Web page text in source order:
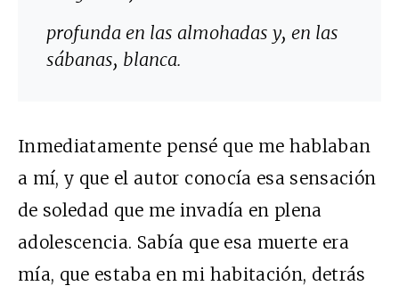
profunda en las almohadas y, en las
sábanas, blanca.
Inmediatamente pensé que me hablaban
a mí, y que el autor conocía esa sensación
de soledad que me invadía en plena
adolescencia. Sabía que esa muerte era
mía, que estaba en mi habitación, detrás